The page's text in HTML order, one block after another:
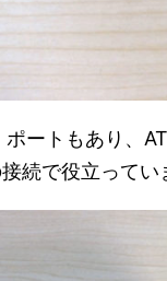
ートもあり、
続で役立ってい